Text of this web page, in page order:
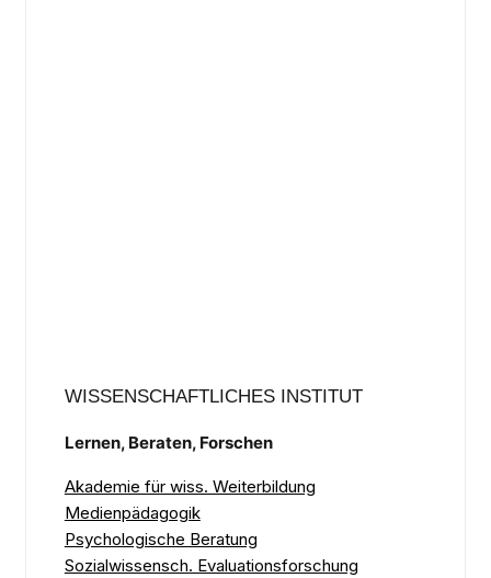
WISSENSCHAFTLICHES INSTITUT
Lernen, Beraten, Forschen
Akademie für wiss. Weiterbildung
Medienpädagogik
Psychologische Beratung
Sozialwissensch. Evaluationsforschung